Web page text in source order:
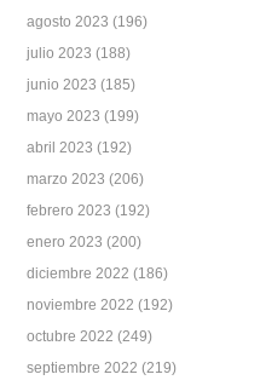
agosto 2023 (196)
julio 2023 (188)
junio 2023 (185)
mayo 2023 (199)
abril 2023 (192)
marzo 2023 (206)
febrero 2023 (192)
enero 2023 (200)
diciembre 2022 (186)
noviembre 2022 (192)
octubre 2022 (249)
septiembre 2022 (219)